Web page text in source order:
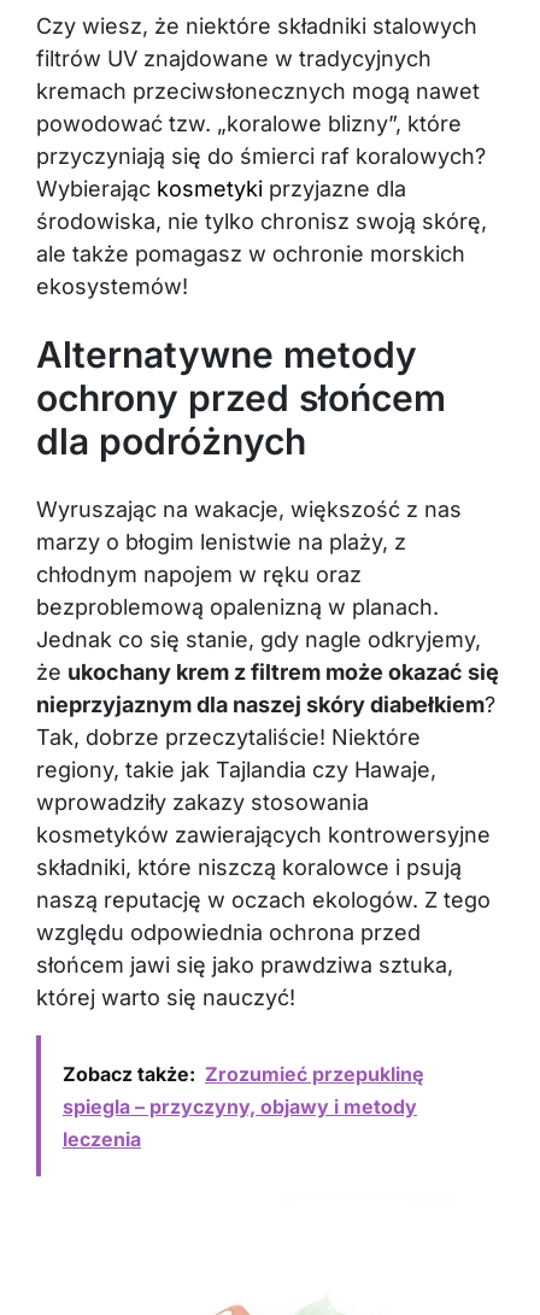
Czy wiesz, że niektóre składniki stalowych
filtrów UV znajdowane w tradycyjnych
kremach przeciwsłonecznych mogą nawet
powodować tzw. „koralowe blizny”, które
przyczyniają się do śmierci raf koralowych?
Wybierając kosmetyki przyjazne dla
środowiska, nie tylko chronisz swoją skórę,
ale także pomagasz w ochronie morskich
ekosystemów!
Alternatywne metody
ochrony przed słońcem
dla podróżnych
Wyruszając na wakacje, większość z nas
marzy o błogim lenistwie na plaży, z
chłodnym napojem w ręku oraz
bezproblemową opalenizną w planach.
Jednak co się stanie, gdy nagle odkryjemy,
że ukochany krem z filtrem może okazać się
nieprzyjaznym dla naszej skóry diabełkiem?
Tak, dobrze przeczytaliście! Niektóre
regiony, takie jak Tajlandia czy Hawaje,
wprowadziły zakazy stosowania
kosmetyków zawierających kontrowersyjne
składniki, które niszczą koralowce i psują
naszą reputację w oczach ekologów. Z tego
względu odpowiednia ochrona przed
słońcem jawi się jako prawdziwa sztuka,
której warto się nauczyć!
Zobacz także: Zrozumieć przepuklinę
spiegla – przyczyny, objawy i metody
leczenia